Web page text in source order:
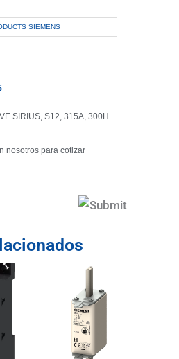
SIEMENS
SIRIUS, S12, 315A, 300H
nosotros para cotizar